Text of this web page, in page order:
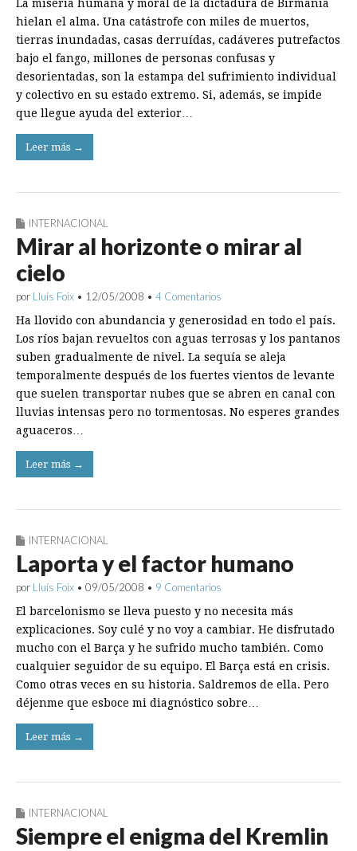
La miseria humana y moral de la dictadura de Birmania
hielan el alma. Una catástrofe con miles de muertos,
tierras inundadas, casas derruídas, cadáveres putrefactos
bajo el fango, millones de personas confusas y
desorientadas, son la estampa del sufrimiento individual
y colectivo en su estado extremo. Si, además, se impide
que llegue ayuda del exterior…
Leer más →
INTERNACIONAL
Mirar al horizonte o mirar al
cielo
por Lluís Foix • 12/05/2008 • 4 Comentarios
Ha llovido con abundancia y generosidad en todo el país.
Los ríos bajan revueltos con aguas terrosas y los pantanos
suben gradualmente de nivel. La sequía se aleja
temporalmente después de los fuertes vientos de levante
que suelen transportar nubes que se abren en canal con
lluvias intensas pero no tormentosas. No esperes grandes
aguaceros…
Leer más →
INTERNACIONAL
Laporta y el factor humano
por Lluís Foix • 09/05/2008 • 9 Comentarios
El barcelonismo se lleva puesto y no necesita más
explicaciones. Soy culé y no voy a cambiar. He disfrutado
mucho con el Barça y he sufrido mucho también. Como
cualquier seguidor de su equipo. El Barça está en crisis.
Como otras veces en su historia. Saldremos de ella. Pero
déjenme que esboce mi diagnóstico sobre…
Leer más →
INTERNACIONAL
Siempre el enigma del Kremlin